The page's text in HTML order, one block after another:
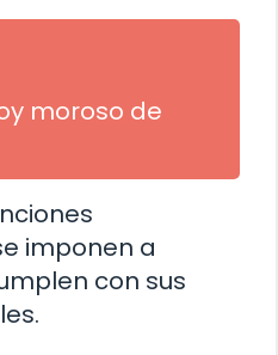
moroso de
imponen a
con sus